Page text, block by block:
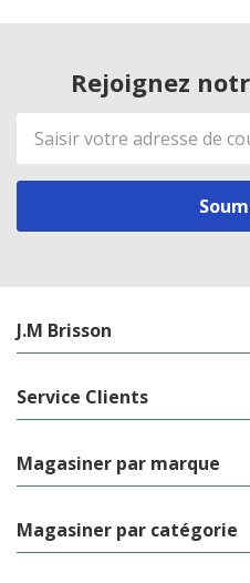
Rejoignez
Adresse
de
courriel
J.M Brisson
Service Clients
Magasiner par marque
Magasiner par catégorie